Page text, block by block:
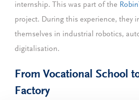
internship. This was part of the
project. During this experience, they
themselves in industrial robotics,
digitalisation.
From Vocational School
Factory